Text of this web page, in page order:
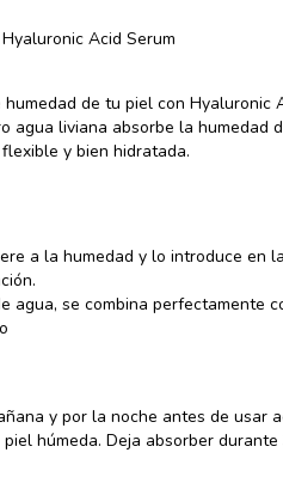
Acid Serum
de tu piel con Hyaluronic
agua liviana absorbe la humedad
y bien hidratada.
a la humedad y lo introduce en
agua, se combina perfectamente
y por la noche antes de usar
húmeda. Deja absorber